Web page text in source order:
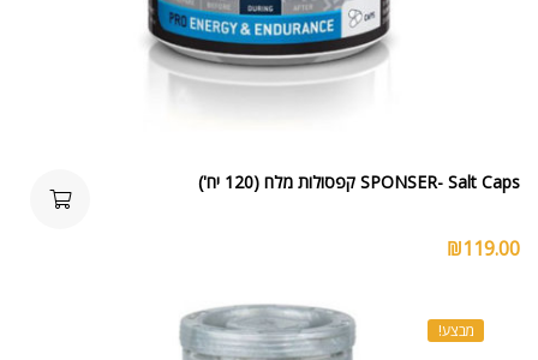
SPONSER- Salt Caps קפסולות מלח (120 יח')
₪119.00
מבצע!